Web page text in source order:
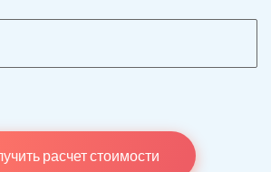
расчет стоимости